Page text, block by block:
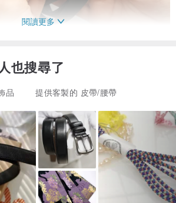
字示意圖）
閱讀更多
也搜尋了
品 提供客製的 皮帶/腰帶